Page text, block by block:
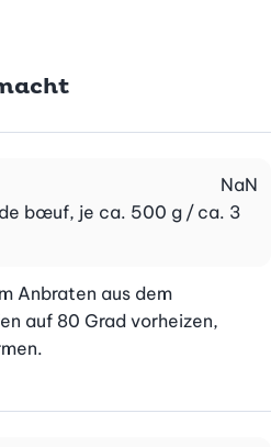
bœuf, je ca. 500 g / ca. 3
NaN
Anbraten aus dem
auf 80 Grad vorheizen,